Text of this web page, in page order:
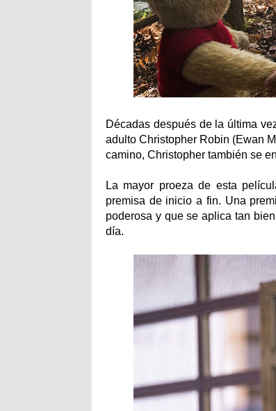
Décadas después de la última
adulto Christopher Robin (Ewan
camino, Christopher también se
La mayor proeza de esta
premisa de inicio a fin. Una
poderosa y que se aplica tan
día.